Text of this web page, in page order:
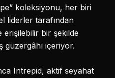
koleksiyonu, her biri
liderler tarafından
bir şekilde
güzergâhı içeriyor.
Intrepid, aktif seyahat